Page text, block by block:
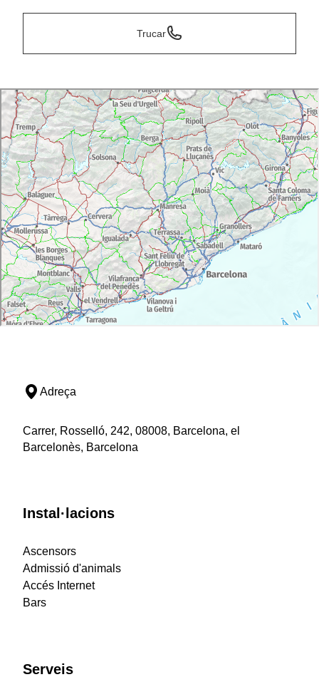
Trucar
Adreça
Carrer, Rosselló, 242, 08008, Barcelona, el
Barcelonès, Barcelona
Instal·lacions
Ascensors
Admissió d'animals
Accés Internet
Bars
Serveis